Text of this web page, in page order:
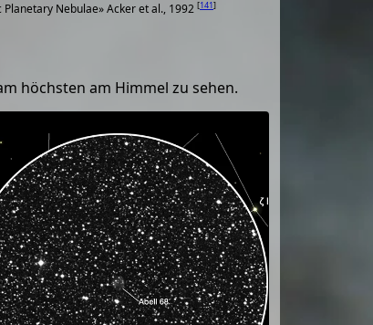
Nebulae» Acker et al., 1992 [141]
höchsten am Himmel zu sehen.